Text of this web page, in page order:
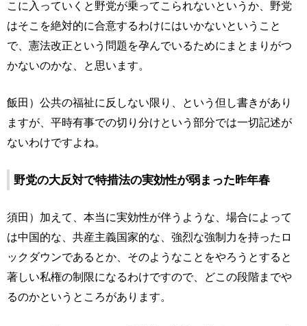
こに入っていくと野党が乗ってこられないというか、野党
はそこを絶対的に合意するわけにはいかないということ
で、憲法改正という問題を孕んでいるためにまとまりがつ
かないのかな、と思います。
飯田）公共の福祉に反しない限り、という但し書きがあり
ますが、平時有事での切り分けという部分では一切記述が
ないわけですよね。
野党の大反対で特措法の実効性が弱まった昨年春
須田）加えて、本当に実効性が伴うような、場合によって
は中国的な、共産主義国家的な、強烈な強制力を持ったロ
ックダウンであるとか、そのようなことをやろうとすると
著しい私権の制限になるわけですので、どこの段階までや
るのかというところがあります。